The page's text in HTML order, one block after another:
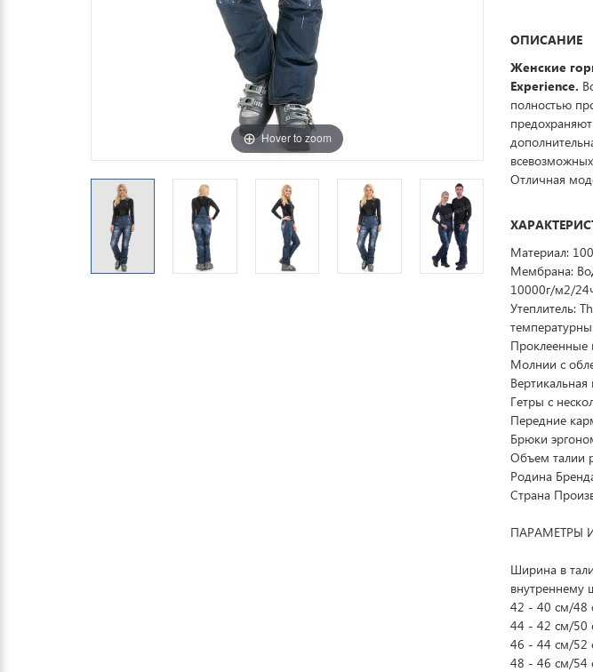
Hover to zoom
ОПИСАНИЕ
Женские
Experience.
полностью
Отличная
Материал:
Мембрана:
10000г/м2/
Утеплитель:
Проклеенные
Молнии с
Вертикальная
Гетры с
Передние
Брюки
Объем талии
Родина
Страна
ПАРАМЕТРЫ
Ширина в
внутреннему
42 - 40 см/48
44 - 42 см/50
46 - 44 см/52
48 - 46 см/54